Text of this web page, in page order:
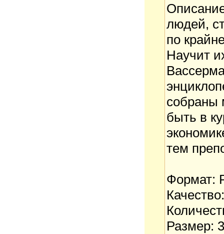
людей,
по
Научит
собраны
быть в
тем
Формат:
Размер: